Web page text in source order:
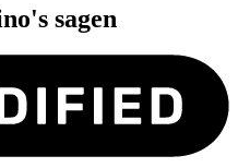
sagen